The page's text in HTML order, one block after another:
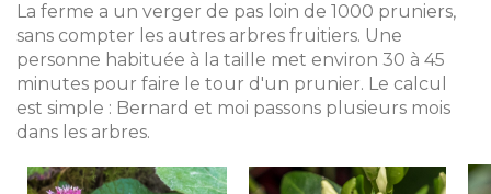
La ferme a un verger de pas loin de 1000 pruniers,
sans compter les autres arbres fruitiers. Une
personne habituée à la taille met environ 30 à 45
minutes pour faire le tour d'un prunier. Le calcul
est simple : Bernard et moi passons plusieurs mois
dans les arbres.